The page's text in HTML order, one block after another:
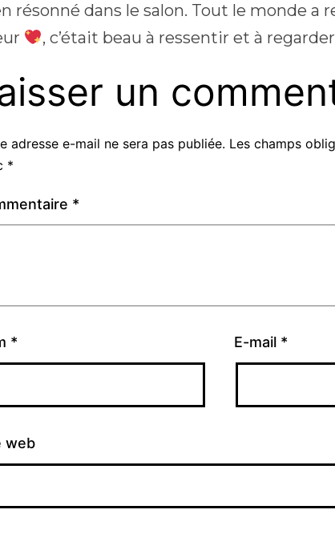
résonné dans le salon. Tout le monde a
, c’était beau à ressentir et à regarder
un
adresse e-mail ne sera pas publiée. Les champs
*
*
* E-mail *
web